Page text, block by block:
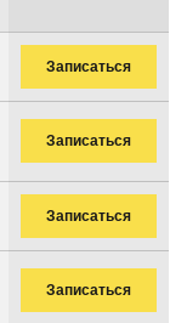
Записаться
Записаться
Записаться
Записаться